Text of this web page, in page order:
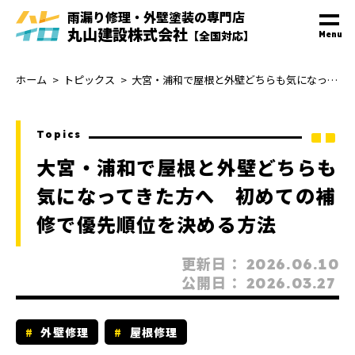
雨漏り修理・外壁塗装の専門店
丸山建設株式会社 【全国対応】 Menu
ホーム トピックス 大宮・浦和で屋根と外壁どちらも気になってきた方へ 初めての補修で優先順位を決める方法
Topics
大宮・浦和で屋根と外壁どちらも
気になってきた方へ 初めての補
修で優先順位を決める方法
更新日：2026.06.10
公開日：2026.03.27
外壁修理 屋根修理